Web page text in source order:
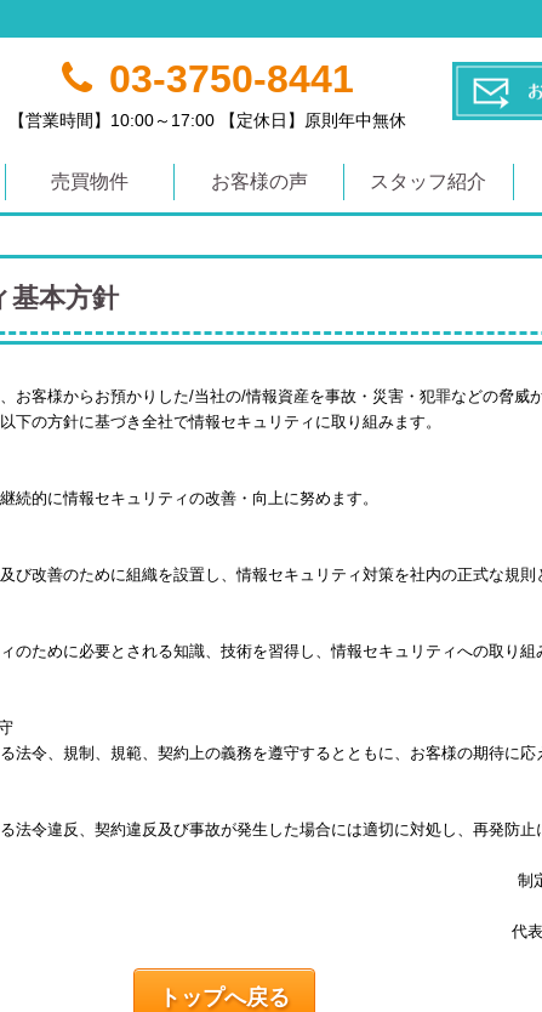
03-3750-8441
【営業時間】10:00～17:00 【定休日】原則年中無休
売買物件 お客様の声 スタッフ紹介
基本方針
お客様からお預かりした/当社の/情報資産を事故・災害・犯罪などの脅威
下の方針に基づき全社で情報セキュリティに取り組みます。
続的に情報セキュリティの改善・向上に努めます。
び改善のために組織を設置し、情報セキュリティ対策を社内の正式な規則
のために必要とされる知識、技術を習得し、情報セキュリティへの取り組
法令、規制、規範、契約上の義務を遵守するとともに、お客様の期待に応
法令違反、契約違反及び事故が発生した場合には適切に対処し、再発防止
制
代
トップへ戻る